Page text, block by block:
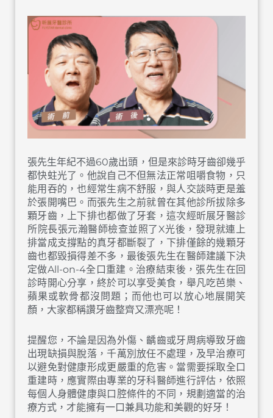
張先生年紀不過60歲出頭，但是來診時牙齒卻幾乎
都快蛀光了。他說自己不但無法正常咀嚼食物，只
能用吞的，也經常生病不舒服，與人交談時更是羞
於張開嘴巴。而張先生之前就曾在其他診所拔除多
顆牙齒，上下排也都做了牙套，這次經昕展牙醫診
所院長張元瀚醫師檢查並照了X光後，發現就連上
排當成支撐點的真牙都斷裂了，下排僅餘的幾顆牙
齒也都毀損得差不多，最後張先生在醫師建議下決
定做All-on-4全口重建。治療結束後，張先生在回
診時開心分享，終於可以享受美食，舉凡吃芭樂、
蘋果或軟骨都沒問題；而他也可以放心地展開笑
顏，大家都稱讚牙齒整齊又漂亮呢！
提醒您，不論是因為外傷、齲齒或牙周病導致牙齒
出現缺損與脫落，千萬別放任不處理，及早治療可
以避免對健康形成更嚴重的危害。當需要採取全口
重建時，應實際由專業的牙科醫師進行評估，依照
每個人身體健康與口腔條件的不同，規劃適當的治
療方式，才能擁有一口兼具功能和美觀的好牙！